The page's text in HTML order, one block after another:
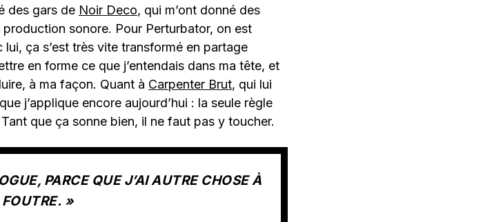
des gars de Noir Deco, qui m’ont donné des
sonore. Pour Perturbator, on est
ça s’est très vite transformé en partage
en forme ce que j’entendais dans ma tête, et
à ma façon. Quant à Carpenter Brut, qui lui
j’applique encore aujourd’hui : la seule règle
Tant que ça sonne bien, il ne faut pas y toucher.
PARCE QUE J’AI AUTRE CHOSE À
FOUTRE. »